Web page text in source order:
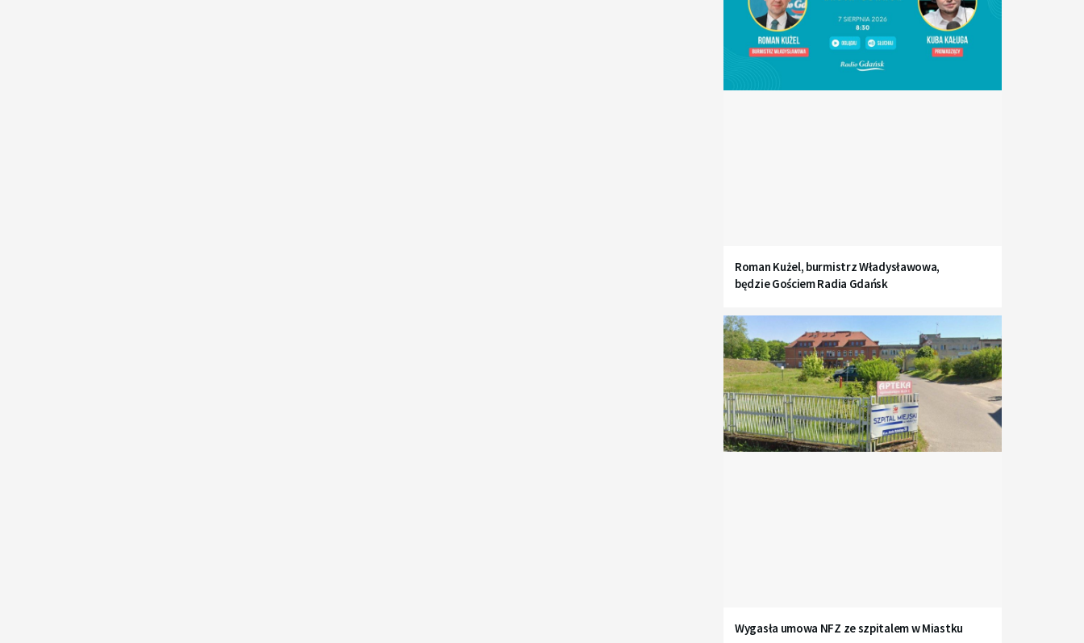
Roman Kużel, burmistrz Władysławowa,
będzie Gościem Radia Gdańsk
Wygasła umowa NFZ ze szpitalem w Miastku